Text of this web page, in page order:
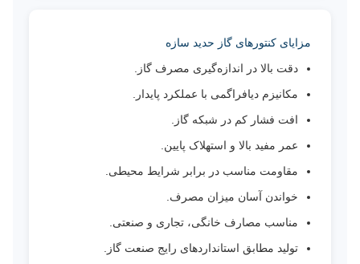
مزایای کنتورهای گاز حدید سازه
دقت بالا در اندازه‌گیری مصرف گاز.
مکانیزم دیافراگمی با عملکرد پایدار.
افت فشار کم در شبکه گاز.
عمر مفید بالا و استهلاک پایین.
مقاومت مناسب در برابر شرایط محیطی.
خواندن آسان میزان مصرف.
مناسب مصارف خانگی، تجاری و صنعتی.
تولید مطابق استانداردهای رایج صنعت گاز.